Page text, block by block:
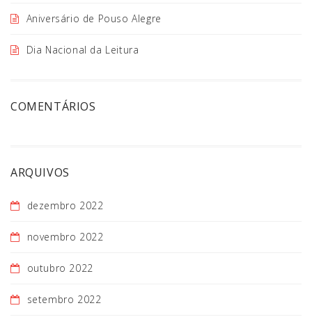
Aniversário de Pouso Alegre
Dia Nacional da Leitura
COMENTÁRIOS
ARQUIVOS
dezembro 2022
novembro 2022
outubro 2022
setembro 2022